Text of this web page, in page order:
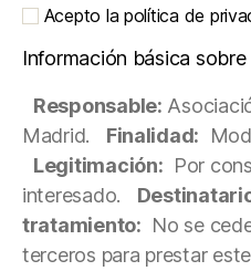
Acepto la política de
Información básica
Responsable:
Madrid.
Finalidad:
Legitimación: Por
interesado.
tratamiento: No se
terceros para prestar